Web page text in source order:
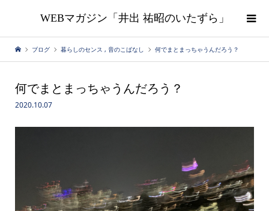
WEBマガジン「井出 祐昭のいたずら」
ブログ 暮らしのセンス , 音のこばなし 何でまとまっちゃうんだろう？
何でまとまっちゃうんだろう？
2020.10.07